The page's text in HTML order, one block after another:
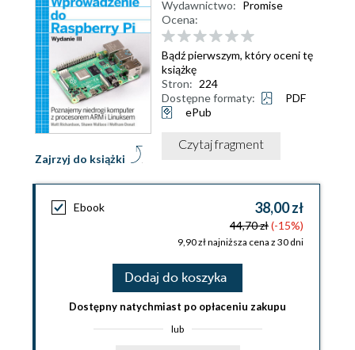
Zajrzyj do książki
Wydawnictwo: Promise
Ocena:
Bądź pierwszym, który oceni tę
książkę
Stron: 224
Dostępne formaty:
PDF
ePub
Czytaj fragment
Ebook 38,00 zł
44,70 zł(-15%)
9,90 zł najniższa cena z 30 dni
Dodaj do koszyka
Dostępny natychmiast po opłaceniu zakupu
lub